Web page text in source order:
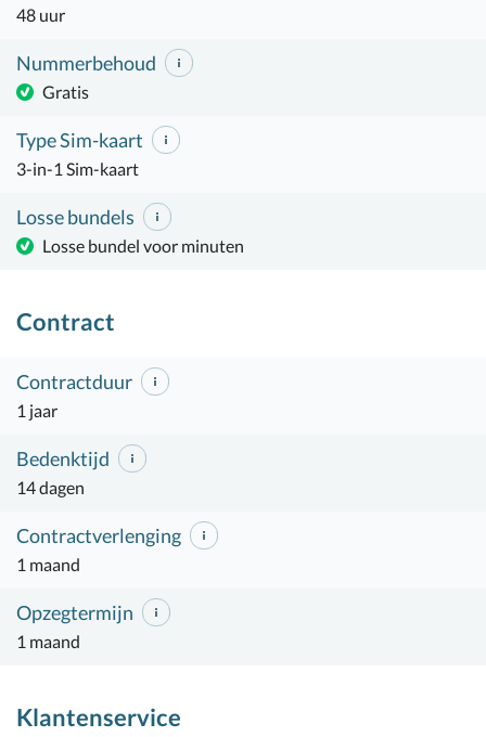
48 uur
Nummerbehoud
Gratis
Type Sim-kaart
3-in-1 Sim-kaart
Losse bundels
Losse bundel voor minuten
Contract
Contractduur
1 jaar
Bedenktijd
14 dagen
Contractverlenging
1 maand
Opzegtermijn
1 maand
Klantenservice